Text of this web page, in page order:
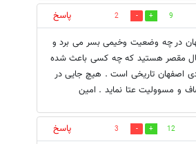
9
2
پاسخ
در چه وضعیت وخیمی بسر می برد و
مقصر هستید که چه کسی باعث شده
اصفهان تاریخی است . هیچ جایی در
و مسوولیت عتا نماید . امین
12
3 پاسخ